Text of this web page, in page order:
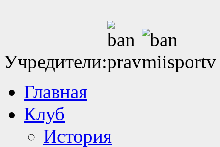
Учредители:
Главная
Клуб
История